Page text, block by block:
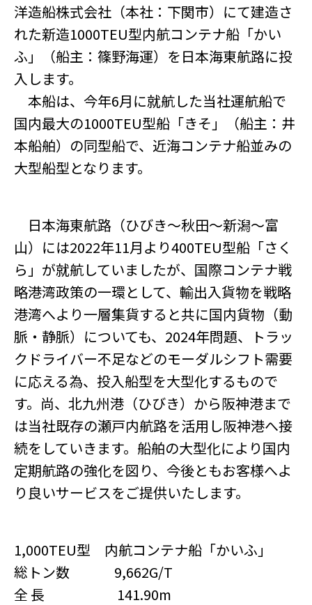
洋造船株式会社（本社：下関市）にて建造さ
れた新造1000TEU型内航コンテナ船「かい
ふ」（船主：篠野海運）を日本海東航路に投
入します。
本船は、今年6月に就航した当社運航船で
国内最大の1000TEU型船「きそ」（船主：井
本船舶）の同型船で、近海コンテナ船並みの
大型船型となります。
日本海東航路（ひびき～秋田～新潟～富
山）には2022年11月より400TEU型船「さく
ら」が就航していましたが、国際コンテナ戦
略港湾政策の一環として、輸出入貨物を戦略
港湾へより一層集貨すると共に国内貨物（動
脈・静脈）についても、2024年問題、トラッ
クドライバー不足などのモーダルシフト需要
に応える為、投入船型を大型化するもので
す。尚、北九州港（ひびき）から阪神港まで
は当社既存の瀬戸内航路を活用し阪神港へ接
続をしていきます。船舶の大型化により国内
定期航路の強化を図り、今後ともお客様へよ
り良いサービスをご提供いたします。
1,000TEU型 内航コンテナ船「かいふ」
総トン数 9,662G/T
全 長 141.90m